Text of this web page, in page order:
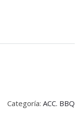
Categoría: ACC. BBQ